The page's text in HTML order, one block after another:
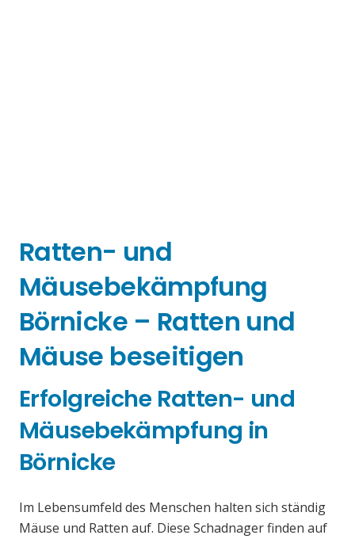
Ratten- und
Mäusebekämpfung
Börnicke – Ratten und
Mäuse beseitigen
Erfolgreiche Ratten- und
Mäusebekämpfung in
Börnicke
Im Lebensumfeld des Menschen halten sich ständig
Mäuse und Ratten auf. Diese Schadnager finden auf